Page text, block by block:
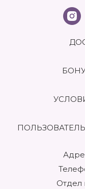
Отдел